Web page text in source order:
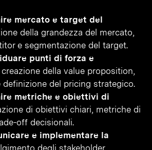
mercato e target del
della grandezza del mercato,
e segmentazione del target.
punti di forza e
creazione della value proposition,
definizione del pricing strategico.
metriche e obiettivi di
di obiettivi chiari, metriche di
off decisionali.
e implementare la